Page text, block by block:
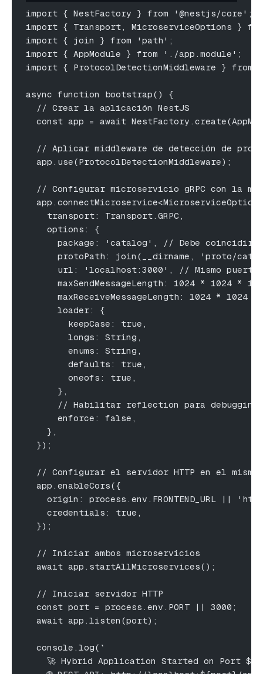
import { NestFactory } from '@nestjs/core';
import { Transport, MicroserviceOptions }
import { join } from 'path';
import { AppModule } from './app.module';
import { ProtocolDetectionMiddleware } from
async function bootstrap() {
  // Crear la aplicación NestJS
const app = await
// Aplicar middleware de detección de
  app.use(ProtocolDetectionMiddleware);
// Configurar microservicio gRPC con la
    transport: Transport.GRPC,
    options: {
package: 'catalog', // Debe coincidir
protoPath: join(__dirname, 'proto/
url: 'localhost:3000', // Mismo puerto
maxSendMessageLength: 1024 * 1024 *
maxReceiveMessageLength: 1024 * 1024 *
      loader: {
        keepCase: true,
        longs: String,
        enums: String,
        defaults: true,
        oneofs: true,
      },
      // Habilitar reflection para debugging
      enforce: false,
    },
  });
// Configurar el servidor HTTP en el mismo
  app.enableCors({
origin: process.env.FRONTEND_URL ||
    credentials: true,
  });
  // Iniciar ambos microservicios
  await app.startAllMicroservices();
  // Iniciar servidor HTTP
  const port = process.env.PORT || 3000;
  await app.listen(port);
  console.log(`
🚀 Hybrid Application Started on Port